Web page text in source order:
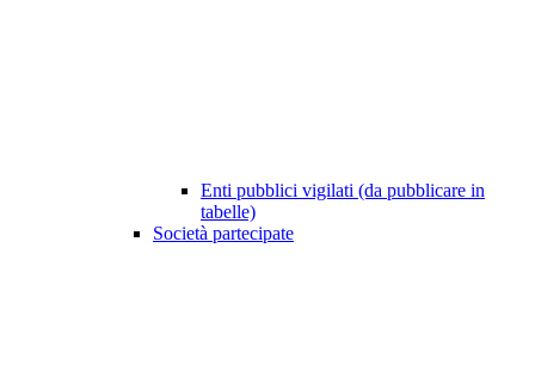
Enti pubblici vigilati (da pubblicare in
tabelle)
Società partecipate